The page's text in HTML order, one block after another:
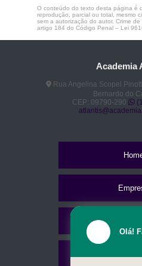
O conteúdo do texto desta página é
reprodução, parcial ou total, mesmo
sem a autorização do autor. Crime
artigo 184 do Código Penal – Lei
Academia
Rua Angelina Scopel
Bernardo do
CEP: 09790-290
Olá!